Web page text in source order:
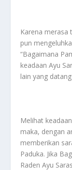
Karena merasa
pun
“Bagaimana
keadaan Ayu
lain yang
Melihat
maka, dengan
memberikan
Paduka. Jika
Raden Ayu